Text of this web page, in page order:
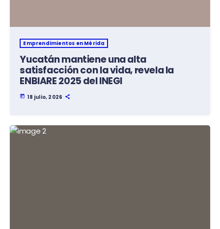
Emprendimientos en Mérida
Yucatán mantiene una alta
satisfacción con la vida, revela la
ENBIARE 2025 del INEGI
today 18 julio, 2026